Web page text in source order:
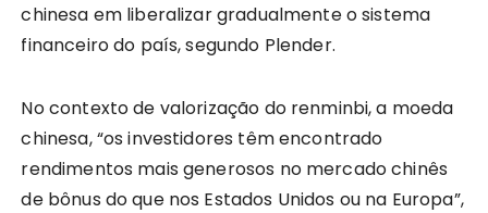
chinesa em liberalizar gradualmente o sistema
financeiro do país, segundo Plender.
No contexto de valorização do renminbi, a moeda
chinesa, “os investidores têm encontrado
rendimentos mais generosos no mercado chinês
de bônus do que nos Estados Unidos ou na Europa”,